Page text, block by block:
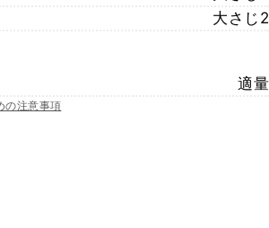
大さじ2
適量
の注意事項